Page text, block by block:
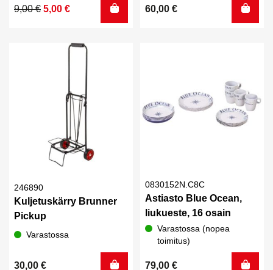
9,00€
Alkuperäinen
5,00 €
Nykyinen
60,00 €
246890
Kuljetuskärry Brunner
Pickup
Varastossa
30,00 €
0830152N.C8C
Astiasto Blue Ocean,
liukueste, 16 osain
Varastossa (nopea
toimitus)
79,00 €